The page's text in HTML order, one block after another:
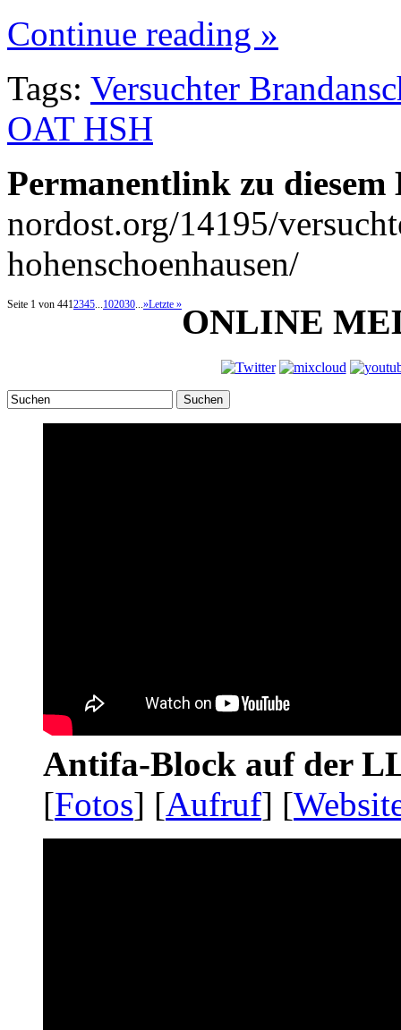
Continue reading »
Tags: Versuchter
OAT HSH
Permanentlink zu
nordost.org/14195/
hohenschoenhausen/
Seite 1 von 4412345...102030...»Letzte »ONLINE
Suchen
Antifa-Block auf der
[Fotos] [Aufruf] [